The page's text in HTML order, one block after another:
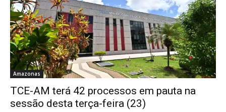
Amazonas
TCE-AM terá 42 processos em pauta na
sessão desta terça-feira (23)